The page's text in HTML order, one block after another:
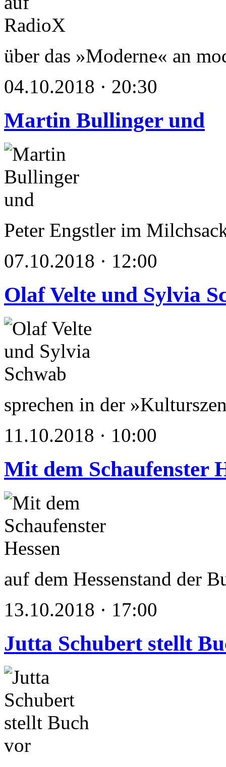
über das »Moderne« an
04.10.2018 · 20:30
Martin Bullinger und
Peter Engstler im
07.10.2018 · 12:00
Olaf Velte und Sylvia
sprechen in der
11.10.2018 · 10:00
Mit dem Schaufenster
auf dem Hessenstand der
13.10.2018 · 17:00
Jutta Schubert stellt